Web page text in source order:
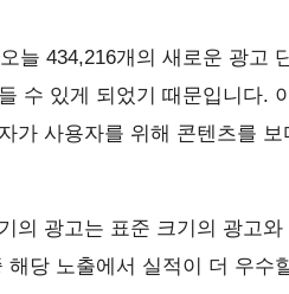
늘 434,216개의 새로운 광고
수 있게 되었기 때문입니다.
가 사용자를 위해 콘텐츠를
의 광고는 표준 크기의 광고
해당 노출에서 실적이 더 우수